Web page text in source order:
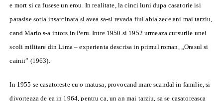
e mort si ca fusese un erou. In realitate, la cinci luni dupa casatorie isi
parasise sotia insarcinata si avea sa-si revada fiul abia zece ani mai tarziu,
cand Mario s-a intors in Peru. Intre 1950 si 1952 urmeaza cursurile unei
scoli militare din Lima – experienta descrisa in primul roman, „Orasul si
cainii” (1963).
In 1955 se casatoreste cu o matusa, provocand mare scandal in familie, si
divorteaza de ea in 1964, pentru ca, un an mai tarziu, sa se casatoreasca